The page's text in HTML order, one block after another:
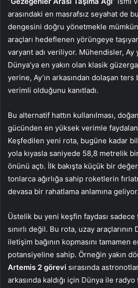
arasındaki en masrafsız seyahat de
dengesini doğru yönetmekle
araçları hedeflenen yörüngeye
varyant adı veriliyor. Mühendisler,
Dünya’ya en yakın olan klasik
yerine, Ay’ın arkasından dolaşan
verimli olduğunu kanıtladı.
Bu alternatif hattın kullanılması,
gücünden en yüksek verimle
Keşfedilen yeni rota, bugüne kadar
yola kıyasla saniyede 58,8 metrelik
önünü açtı. İlk bakışta küçük bir
tonlarca ağırlığa sahip roketlerin
devasa bir rahatlama anlamına geliyor.
Üstelik bu yeni keşfin faydası
sınırlı değil. Bu rota, uzay
iletişim bağının kopmasını tamamen
potansiyeline sahip. Örneğin yakın
Artemis 2 görevi sırasında
arkasında kaldığı için Dünya ile radyo